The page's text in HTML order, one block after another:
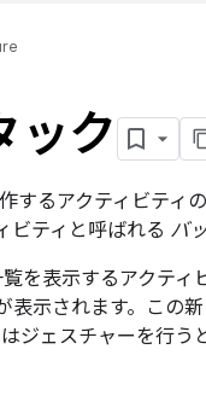
ック
するアクティビティ
ビティと呼ばれる バ
を表示するアクティ
示されます。この
ジェスチャーを行う